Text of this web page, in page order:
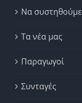
Να συστηθούμε
Τα νέα μας
Παραγωγοί
Συνταγές